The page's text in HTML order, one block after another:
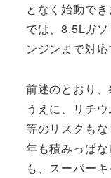
となく始動で
では、8.5Lガ
ンジンまで対応
前述のとおり
うえに、リチ
等のリスクも
年も積みっぱ
も、スーパー